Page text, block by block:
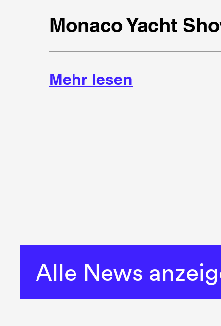
Monaco Yacht
Mehr lesen
Alle News